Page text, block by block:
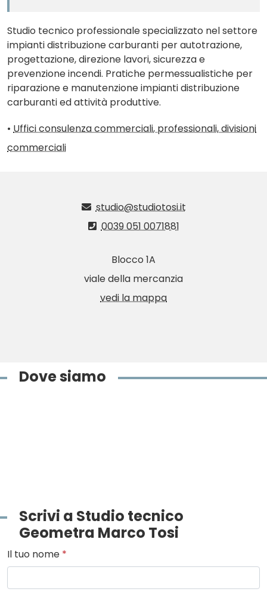
Studio tecnico professionale specializzato nel settore
impianti distribuzione carburanti per autotrazione,
progettazione, direzione lavori, sicurezza e
prevenzione incendi. Pratiche permessualistiche per
riparazione e manutenzione impianti distribuzione
carburanti ed attività produttive.
• Uffici consulenza commerciali, professionali, divisioni
commerciali
studio@studiotosi.it
0039 051 0071881
Blocco 1A
viale della mercanzia
vedi la mappa
Dove siamo
Scrivi a Studio tecnico
Geometra Marco Tosi
Il tuo nome *